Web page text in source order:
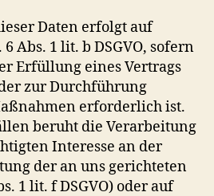
Daten erfolgt auf
Abs. 1 lit. b DSGVO, sofern
Erfüllung eines Vertrags
zur Durchführung
erforderlich ist.
beruht die Verarbeitung
Interesse an der
der an uns gerichteten
1 lit. f DSGVO) oder auf